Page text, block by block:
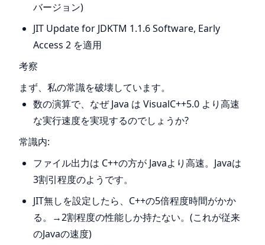
バージョン)
JIT Update for JDKTM 1.1.6 Software, Early
Access 2 を適用
考察
まず、私の常識を破壊しています。
数の演算で、なぜ Java は VisualC++5.0 より高速
な実行速度を実現するのでしょうか?
常識内:
ファイル出力は C++の方が Javaより高速。Javaは
3割引程度のようです。
JIT無しを設定したら、C++の5倍程度時間がかか
る。→2割程度の性能しか持たない。(これが従来
のJavaの速度)